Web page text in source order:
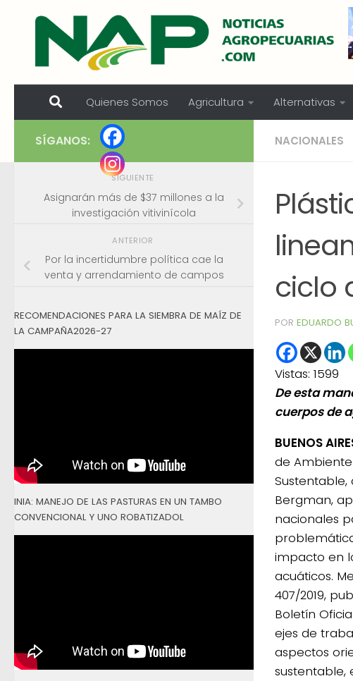
Skip to content
Quienes Somos Agricultura Alternativas
NACIONALES
ciclo
POR EDUARDO
Vistas: 1599
De esta
cuerpos de
BUENOS
de
Sustentable,
Bergman,
nacionales
impacto en
acuáticos.
407/2019,
Boletín
ejes de
aspectos
sustentable,
SÍGANOS:
SIGUIENTE
Asignarán más de $37 millones a la
investigación vitivinícola
ANTERIOR
Por la incertidumbre política cae la
venta y arrendamiento de campos
RECOMENDACIONES PARA LA SIEMBRA DE MAÍZ DE
LA CAMPAÑA2026-27
INIA: MANEJO DE LAS PASTURAS EN UN TAMBO
CONVENCIONAL Y UNO ROBATIZADOL